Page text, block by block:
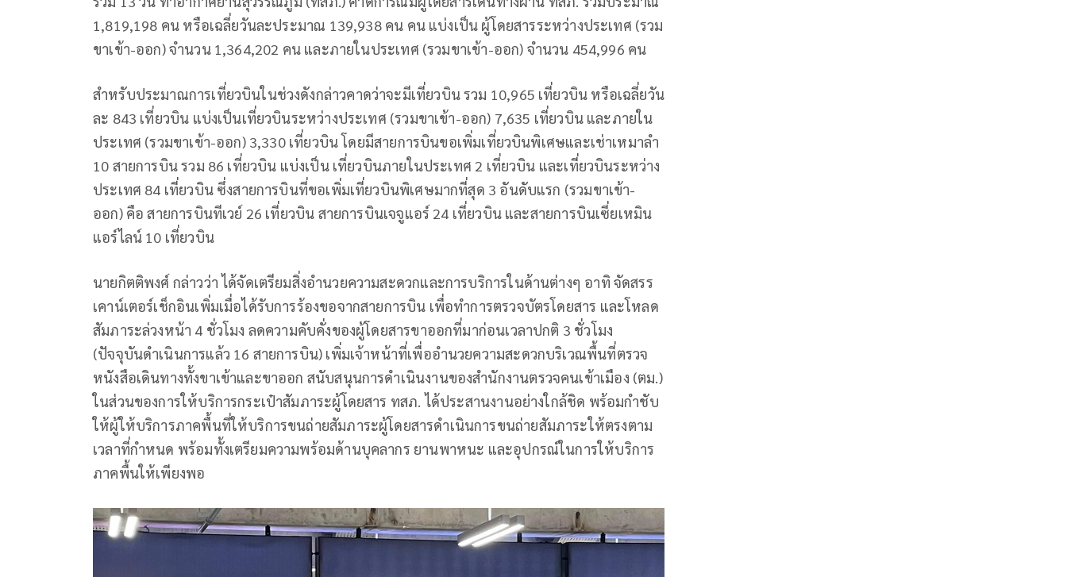
1,819,198 คน หรือเฉลี่ยวันละประมาณ 139,938 คน คน แบ่งเป็น ผู้โดยสารระหว่างประเทศ (รวม
ขาเข้า-ออก) จำนวน 1,364,202 คน และภายในประเทศ (รวมขาเข้า-ออก) จำนวน 454,996 คน
สำหรับประมาณการเที่ยวบินในช่วงดังกล่าวคาดว่าจะมีเที่ยวบิน รวม 10,965 เที่ยวบิน หรือเฉลี่ยวัน
ละ 843 เที่ยวบิน แบ่งเป็นเที่ยวบินระหว่างประเทศ (รวมขาเข้า-ออก) 7,635 เที่ยวบิน และภายใน
ประเทศ (รวมขาเข้า-ออก) 3,330 เที่ยวบิน โดยมีสายการบินขอเพิ่มเที่ยวบินพิเศษและเช่าเหมาลำ
10 สายการบิน รวม 86 เที่ยวบิน แบ่งเป็น เที่ยวบินภายในประเทศ 2 เที่ยวบิน และเที่ยวบินระหว่าง
ประเทศ 84 เที่ยวบิน ซึ่งสายการบินที่ขอเพิ่มเที่ยวบินพิเศษมากที่สุด 3 อันดับแรก (รวมขาเข้า-
ออก) คือ สายการบินทีเวย์ 26 เที่ยวบิน สายการบินเจจูแอร์ 24 เที่ยวบิน และสายการบินเซี่ยเหมิน
แอร์ไลน์ 10 เที่ยวบิน
นายกิตติพงศ์ กล่าวว่า ได้จัดเตรียมสิ่งอำนวยความสะดวกและการบริการในด้านต่างๆ อาทิ จัดสรร
เคาน์เตอร์เช็กอินเพิ่มเมื่อได้รับการร้องขอจากสายการบิน เพื่อทำการตรวจบัตรโดยสาร และโหลด
สัมภาระล่วงหน้า 4 ชั่วโมง ลดความคับคั่งของผู้โดยสารขาออกที่มาก่อนเวลาปกติ 3 ชั่วโมง
(ปัจจุบันดำเนินการแล้ว 16 สายการบิน) เพิ่มเจ้าหน้าที่เพื่ออำนวยความสะดวกบริเวณพื้นที่ตรวจ
หนังสือเดินทางทั้งขาเข้าและขาออก สนับสนุนการดำเนินงานของสำนักงานตรวจคนเข้าเมือง (ตม.)
ในส่วนของการให้บริการกระเป๋าสัมภาระผู้โดยสาร ทสภ. ได้ประสานงานอย่างใกล้ชิด พร้อมกำชับ
ให้ผู้ให้บริการภาคพื้นที่ให้บริการขนถ่ายสัมภาระผู้โดยสารดำเนินการขนถ่ายสัมภาระให้ตรงตาม
เวลาที่กำหนด พร้อมทั้งเตรียมความพร้อมด้านบุคลากร ยานพาหนะ และอุปกรณ์ในการให้บริการ
ภาคพื้นให้เพียงพอ